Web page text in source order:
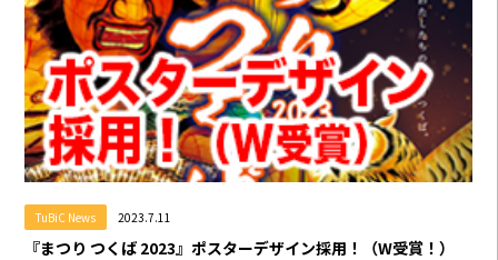
TuBiC News 2023.7.11
『まつり つくば 2023』ポスターデザイン採用！（W受賞！）